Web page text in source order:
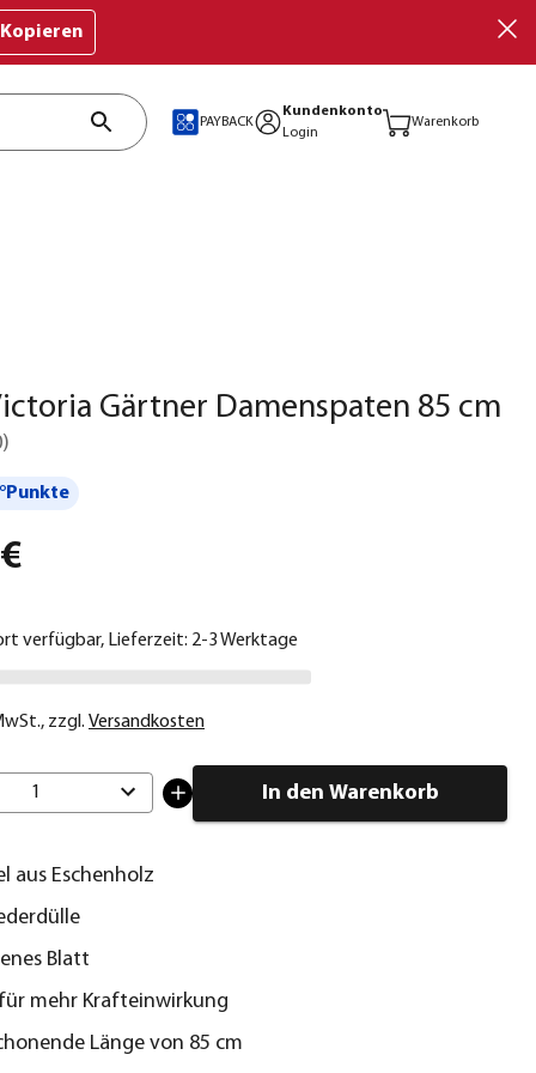
Kopieren
PAYBACK
Kundenkonto
Login
Warenkorb
Gärtner Damenspaten 85 cm
)
verfügbar, Lieferzeit: 2-3 Werktage
, zzgl. Versandkosten
1 In den Warenkorb
aus Eschenholz
Blatt
mehr Krafteinwirkung
Länge von 85 cm